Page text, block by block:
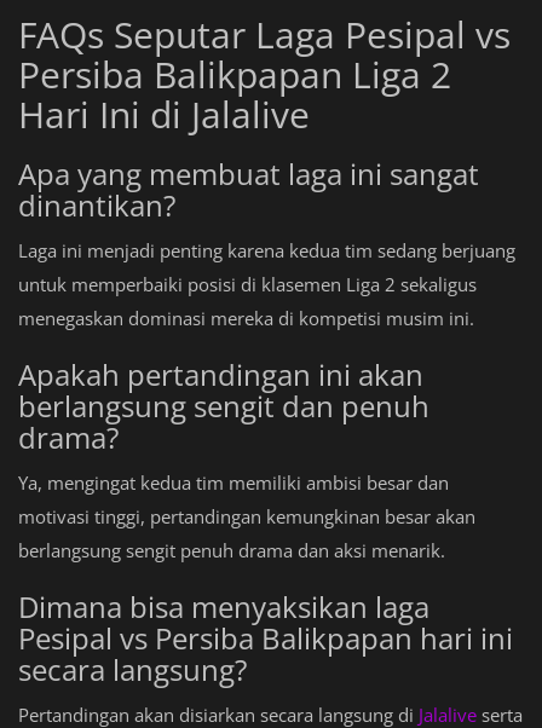
FAQs Seputar Laga Pesipal vs
Persiba Balikpapan Liga 2
Hari Ini di Jalalive
Apa yang membuat laga ini sangat
dinantikan?
Laga ini menjadi penting karena kedua tim sedang berjuang
untuk memperbaiki posisi di klasemen Liga 2 sekaligus
menegaskan dominasi mereka di kompetisi musim ini.
Apakah pertandingan ini akan
berlangsung sengit dan penuh
drama?
Ya, mengingat kedua tim memiliki ambisi besar dan
motivasi tinggi, pertandingan kemungkinan besar akan
berlangsung sengit penuh drama dan aksi menarik.
Dimana bisa menyaksikan laga
Pesipal vs Persiba Balikpapan hari ini
secara langsung?
Pertandingan akan disiarkan secara langsung di Jalalive serta